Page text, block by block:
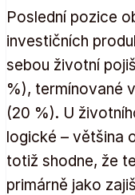
Poslední pozice
investičních
sebou životní
%), termínované
(20 %). U
logické – většina
totiž shodne, že
primárně jako